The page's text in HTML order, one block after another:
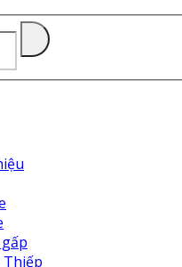
Thiếp